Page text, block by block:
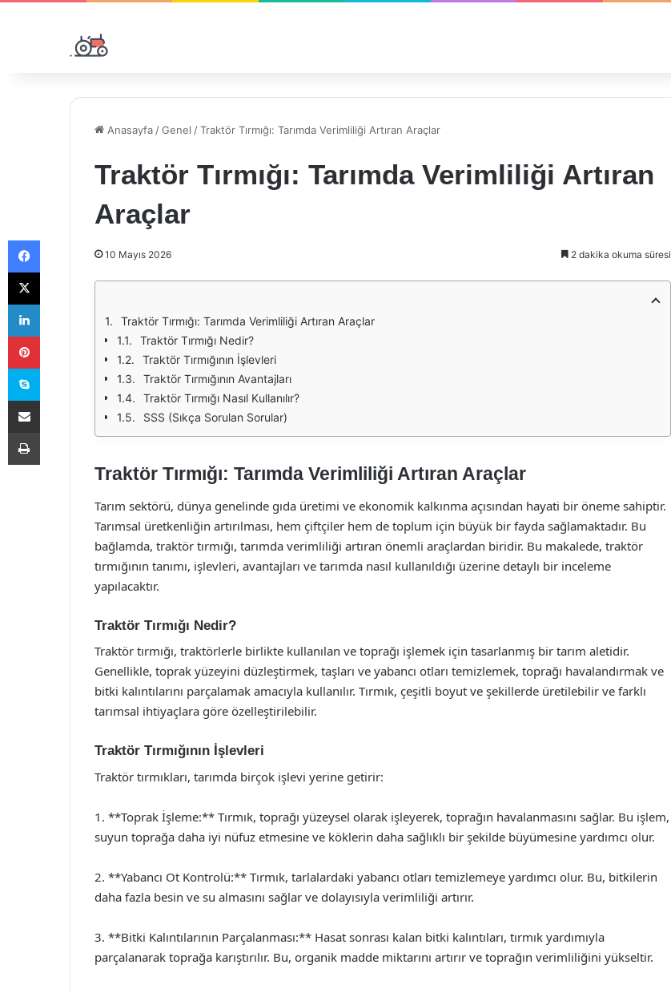
Anasayfa /Genel /Traktör Tırmığı: Tarımda Verimliliği Artıran Araçlar
Traktör Tırmığı: Tarımda Verimliliği Artıran
Araçlar
10 Mayıs 2026 2 dakika okuma süresi
Traktör Tırmığı: Tarımda Verimliliği Artıran Araçlar
Traktör Tırmığı Nedir?
Traktör Tırmığının İşlevleri
Traktör Tırmığının Avantajları
Traktör Tırmığı Nasıl Kullanılır?
SSS (Sıkça Sorulan Sorular)
Traktör Tırmığı: Tarımda Verimliliği Artıran Araçlar
Tarım sektörü, dünya genelinde gıda üretimi ve ekonomik kalkınma açısından hayati bir öneme sahiptir.
Tarımsal üretkenliğin artırılması, hem çiftçiler hem de toplum için büyük bir fayda sağlamaktadır. Bu
bağlamda, traktör tırmığı, tarımda verimliliği artıran önemli araçlardan biridir. Bu makalede, traktör
tırmığının tanımı, işlevleri, avantajları ve tarımda nasıl kullanıldığı üzerine detaylı bir inceleme
yapılacaktır.
Traktör Tırmığı Nedir?
Traktör tırmığı, traktörlerle birlikte kullanılan ve toprağı işlemek için tasarlanmış bir tarım aletidir.
Genellikle, toprak yüzeyini düzleştirmek, taşları ve yabancı otları temizlemek, toprağı havalandırmak ve
bitki kalıntılarını parçalamak amacıyla kullanılır. Tırmık, çeşitli boyut ve şekillerde üretilebilir ve farklı
tarımsal ihtiyaçlara göre özelleştirilebilir.
Traktör Tırmığının İşlevleri
Traktör tırmıkları, tarımda birçok işlevi yerine getirir:
1. **Toprak İşleme:** Tırmık, toprağı yüzeysel olarak işleyerek, toprağın havalanmasını sağlar. Bu işlem,
suyun toprağa daha iyi nüfuz etmesine ve köklerin daha sağlıklı bir şekilde büyümesine yardımcı olur.
2. **Yabancı Ot Kontrolü:** Tırmık, tarlalardaki yabancı otları temizlemeye yardımcı olur. Bu, bitkilerin
daha fazla besin ve su almasını sağlar ve dolayısıyla verimliliği artırır.
3. **Bitki Kalıntılarının Parçalanması:** Hasat sonrası kalan bitki kalıntıları, tırmık yardımıyla
parçalanarak toprağa karıştırılır. Bu, organik madde miktarını artırır ve toprağın verimliliğini yükseltir.
Facebook
X
LinkedIn
Pinterest
Skype
E-Posta ile paylaş